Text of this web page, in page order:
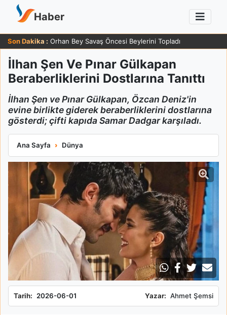
Haber
Son Dakika : Orhan Bey Savaş Öncesi Beylerini Topladı
İlhan Şen Ve Pınar Gülkapan
Beraberliklerini Dostlarına Tanıttı
İlhan Şen ve Pınar Gülkapan, Özcan Deniz'in
evine birlikte giderek beraberliklerini dostlarına
gösterdi; çifti kapıda Samar Dadgar karşıladı.
Ana Sayfa Dünya
İlhan Şen Ve Pınar Gülkapan Beraberliklerini Dostlarına Tanıttı
Tarih: 2026-06-01 Yazar: Ahmet Şemsi